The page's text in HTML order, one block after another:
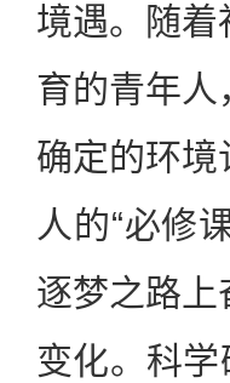
境遇。随
育的青年
确定的环
人的“必修
逐梦之路
变化。科学